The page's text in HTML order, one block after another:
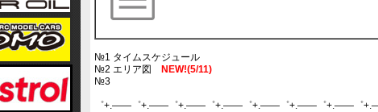
№1 タイムスケジュール
№2 エリア図 NEW!(5/11)
№3
゜+.――゜+.――゜+.――゜+.――゜+.――゜+.――゜+.――゜